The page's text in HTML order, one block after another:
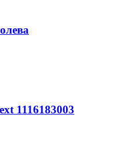
1116183003